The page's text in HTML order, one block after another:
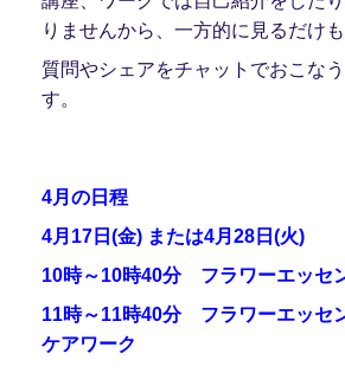
りませんから、一方的に見るだけも
質問やシェアをチャットでおこな
す。
4月の日程
4月17日(金) または4月28日(火)
10時～10時40分 フラワーエッセ
11時～11時40分 フラワーエッセ
ケアワーク